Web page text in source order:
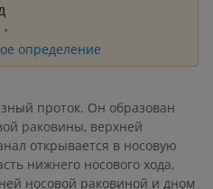
определение
проток. Он образован
раковины, верхней
открывается в носовую
нижнего носового хода,
носовой раковиной и дном